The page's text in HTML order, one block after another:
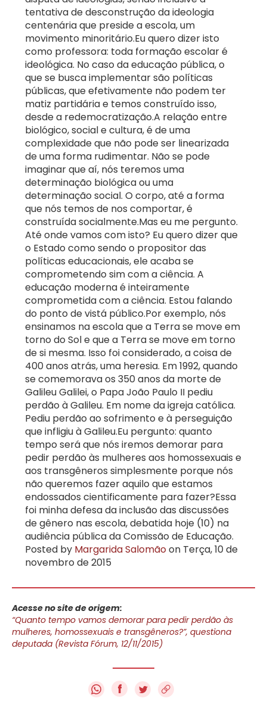
tentativa de desconstrução da ideologia
centenária que preside a escola, um
movimento minoritário.Eu quero dizer isto
como professora: toda formação escolar é
ideológica. No caso da educação pública, o
que se busca implementar são políticas
públicas, que efetivamente não podem ter
matiz partidária e temos construído isso,
desde a redemocratização.A relação entre
biológico, social e cultura, é de uma
complexidade que não pode ser linearizada
de uma forma rudimentar. Não se pode
imaginar que aí, nós teremos uma
determinação biológica ou uma
determinação social. O corpo, até a forma
que nós temos de nos comportar, é
construída socialmente.Mas eu me pergunto.
Até onde vamos com isto? Eu quero dizer que
o Estado como sendo o propositor das
políticas educacionais, ele acaba se
comprometendo sim com a ciência. A
educação moderna é inteiramente
comprometida com a ciência. Estou falando
do ponto de vistá público.Por exemplo, nós
ensinamos na escola que a Terra se move em
torno do Sol e que a Terra se move em torno
de si mesma. Isso foi considerado, a coisa de
400 anos atrás, uma heresia. Em 1992, quando
se comemorava os 350 anos da morte de
Galileu Galilei, o Papa João Paulo II pediu
perdão à Galileu. Em nome da igreja católica.
Pediu perdão ao sofrimento e à perseguição
que infligiu à Galileu.Eu pergunto: quanto
tempo será que nós iremos demorar para
pedir perdão às mulheres aos homossexuais e
aos transgêneros simplesmente porque nós
não queremos fazer aquilo que estamos
endossados cientificamente para fazer?Essa
foi minha defesa da inclusão das discussões
de gênero nas escola, debatida hoje (10) na
audiência pública da Comissão de Educação.
Posted by Margarida Salomãoon Terça, 10 de
novembro de 2015
Acesse no site de origem:
“Quanto tempo vamos demorar para pedir perdão às
mulheres, homossexuais e transgêneros?”, questiona
deputada (Revista Fórum, 12/11/2015)
f